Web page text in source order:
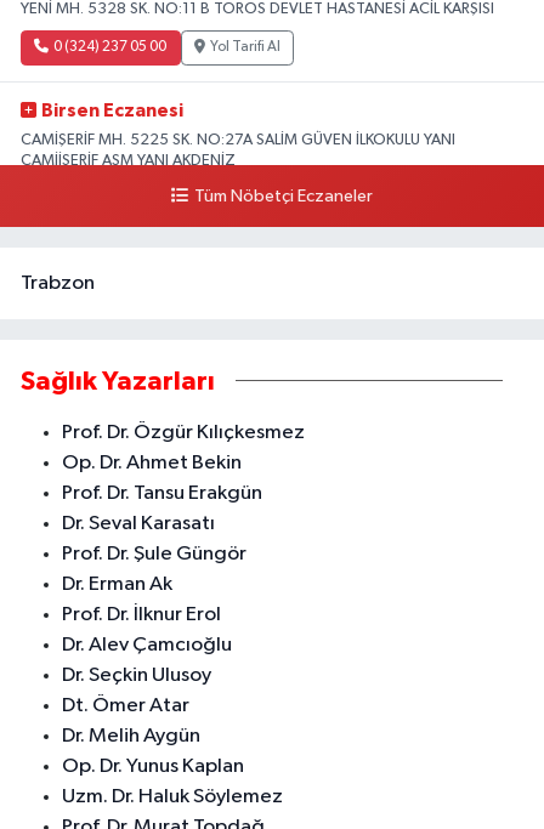
YENİ MH. 5328 SK. NO:11 B TOROS DEVLET HASTANESİ ACİL KARŞISI
0 (324) 237 05 00 Yol Tarifi Al
Birsen Eczanesi
CAMİŞERİF MH. 5225 SK. NO:27A SALİM GÜVEN İLKOKULU YANI
CAMİİŞERİF ASM YANI AKDENİZ
Yol Tarifi Al
Tüm Nöbetçi Eczaneler
Trabzon
Sağlık Yazarları
Prof. Dr. Özgür Kılıçkesmez
Op. Dr. Ahmet Bekin
Prof. Dr. Tansu Erakgün
Dr. Seval Karasatı
Prof. Dr. Şule Güngör
Dr. Erman Ak
Prof. Dr. İlknur Erol
Dr. Alev Çamcıoğlu
Dr. Seçkin Ulusoy
Dt. Ömer Atar
Dr. Melih Aygün
Op. Dr. Yunus Kaplan
Uzm. Dr. Haluk Söylemez